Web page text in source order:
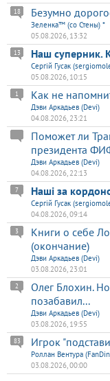
Безумно
18
Зеленка™ (со Стены) *
05.08.2026, 13:32
Наш суперник.
13
Сергій Гусак
05.08.2026, 10:15
Как не
1
Дэви Аркадьев (Devi)
04.08.2026, 23:21
Поможет ли
президента
Дэви Аркадьев (Devi)
04.08.2026, 22:13
Наші за
7
Сергій Гусак
04.08.2026, 09:14
Книги о себе
(окончание)
3
Дэви Аркадьев (Devi)
03.08.2026, 23:01
Олег Блохин.
позабавил...
2
Дэви Аркадьев (Devi)
03.08.2026, 19:55
Игрок
83
Роллан Вентура
03.08.2026, 00:00